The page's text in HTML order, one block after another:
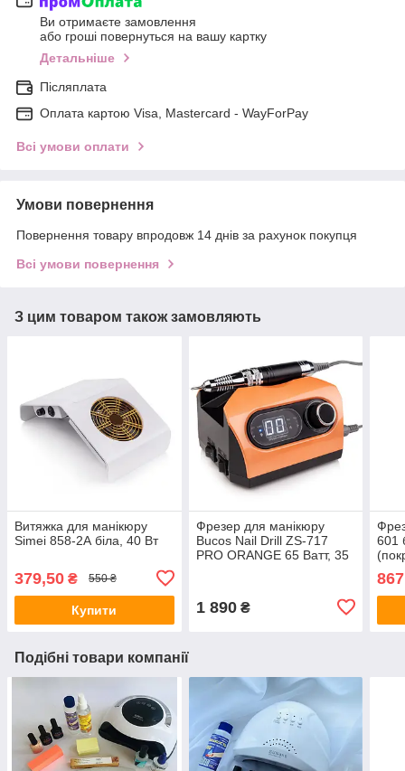
Ви отримаєте замовлення
або гроші повернуться на вашу картку
Детальніше
Післяплата
Оплата картою Visa, Mastercard - WayForPay
Всі умови оплати
Умови повернення
Повернення товару впродовж 14 днів за рахунок покупця
Всі умови повернення
З цим товаром також замовляють
Витяжка для манікюру
Simei 858-2А біла, 40 Вт
379,50 ₴ 550 ₴
Купити
Фрезер для манікюру
Bucos Nail Drill ZS-717
PRO ORANGE 65 Ватт, 35
1 890₴
601
Подібні товари компанії